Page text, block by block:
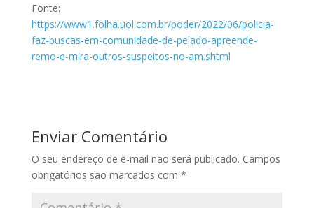
Fonte:
https://www1.folha.uol.com.br/poder/2022/06/policia-
faz-buscas-em-comunidade-de-pelado-apreende-
remo-e-mira-outros-suspeitos-no-am.shtml
Enviar Comentário
O seu endereço de e-mail não será publicado. Campos
obrigatórios são marcados com *